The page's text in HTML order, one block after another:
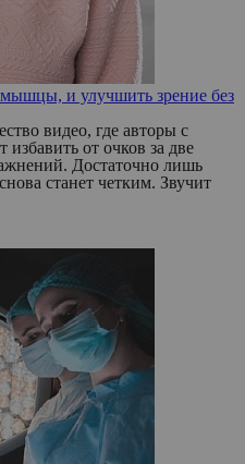
и улучшить зрение без
видео, где авторы с
от очков за две
Достаточно лишь
станет четким. Звучит